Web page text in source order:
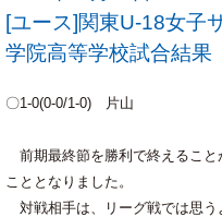
[ユース]関東U-18女子
学院高等学校試合結果
〇1-0(0-0/1-0) 片山
前期最終節を勝利で終えること
こととなりました。
対戦相手は、リーグ戦では思う